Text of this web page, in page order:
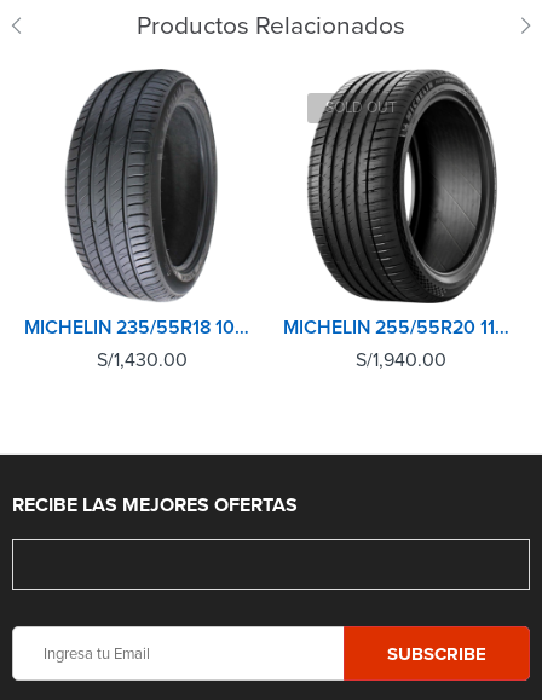
Productos Relacionados
MICHELIN 235/55R18 104V XL TL PRIMACY 4+
S/1,430.00
SOLD OUT
MICHELIN 255/55R20 110Y XL TL PILOT SPORT 4 SUV
S/1,940.00
RECIBE LAS MEJORES OFERTAS